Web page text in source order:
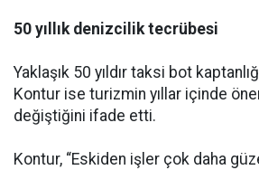
50 yıllık denizcilik tecrübesi
Yaklaşık 50 yıldır taksi bot
Kontur ise turizmin yıllar içinde
değiştiğini ifade etti.
Kontur, “Eskiden işler çok daha